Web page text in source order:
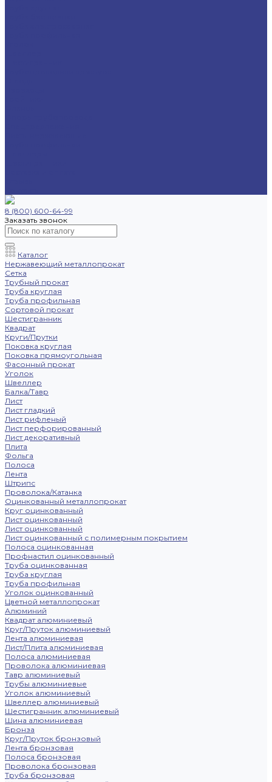
8 (800) 600-64-99
Заказать звонок
Каталог
Нержавеющий металлопрокат
Сетка
Трубный прокат
Труба круглая
Труба профильная
Сортовой прокат
Шестигранник
Квадрат
Круги/Прутки
Поковка круглая
Поковка прямоугольная
Фасонный прокат
Уголок
Швеллер
Балка/Тавр
Лист
Лист гладкий
Лист рифленый
Лист перфорированный
Лист декоративный
Плита
Фольга
Полоса
Лента
Штрипс
Проволока/Катанка
Оцинкованный металлопрокат
Круг оцинкованный
Лист оцинкованный
Лист оцинкованный
Лист оцинкованный с полимерным покрытием
Полоса оцинкованная
Профнастил оцинкованный
Труба оцинкованная
Труба круглая
Труба профильная
Уголок оцинкованный
Цветной металлопрокат
Алюминий
Квадрат алюминиевый
Круг/Пруток алюминиевый
Лента алюминиевая
Лист/Плита алюминиевая
Полоса алюминиевая
Проволока алюминиевая
Тавр алюминиевый
Трубы алюминиевые
Уголок алюминиевый
Швеллер алюминиевый
Шестигранник алюминиевый
Шина алюминиевая
Бронза
Круг/Пруток бронзовый
Лента бронзовая
Полоса бронзовая
Проволока бронзовая
Труба бронзовая